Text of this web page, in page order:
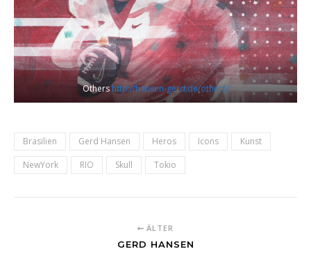
Othershttp://hansen-gerd.de/others/
Brasilien Gerd Hansen Heros Icons
Kunst
NewYork
RIO Skull Tokio
ÄLTER
GERD HANSEN